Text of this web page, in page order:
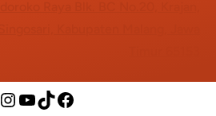
Instagram
YouTube
TikTokFacebook